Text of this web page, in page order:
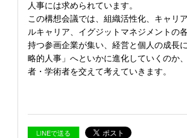
人事には求められています。
この構想会議では、組織活性化、キャリ
ルキャリア、イグジットマネジメントの
持つ参画企業が集い、経営と個人の成長
略的人事」へといかに進化していくのか
者・学術者を交えて考えていきます。
LINEで送る